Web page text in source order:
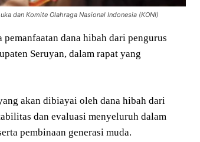
dan Komite Olahraga Nasional Indonesia (KONI)
dana hibah dari pengurus
Seruyan, dalam rapat yang
akan dibiayai oleh dana hibah dari
dan evaluasi menyeluruh dalam
pembinaan generasi muda.